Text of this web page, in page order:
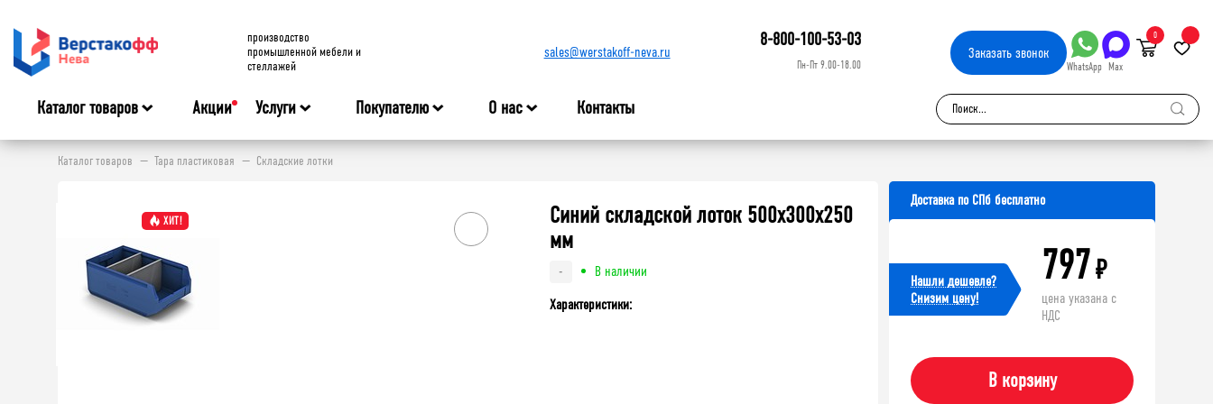
производство
промышленной мебели и
стеллажей
sales@werstakoff-neva.ru
8-800-100-53-03
Пн-Пт 9.00-18.00
Заказатьзвонок
WhatsApp Max
0
Каталог товаров Акции Услуги Покупателю О нас Контакты
Каталог товаров Тара пластиковая Складские лотки
ХИТ!
Синий складской лоток 500x300x250
мм
-
В наличии
Характеристики:
Доставка по СПб бесплатно
Нашли дешевле?
Cнизим цену!
797₽
цена указана с
НДС
В корзину